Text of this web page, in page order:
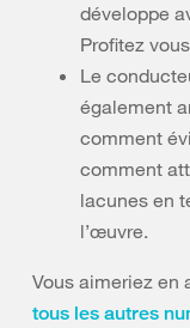
développe
Profitez
Le
également
comment
comment
lacunes en
l’œuvre.
Vous aimeriez en
tous les autres